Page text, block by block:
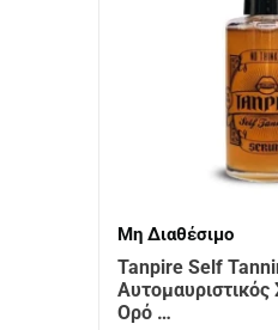
Μη Διαθέσιμο
Tanpire Self
Ορό …